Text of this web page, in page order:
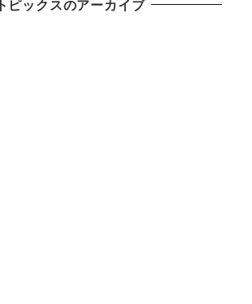
トピックスのアーカイブ